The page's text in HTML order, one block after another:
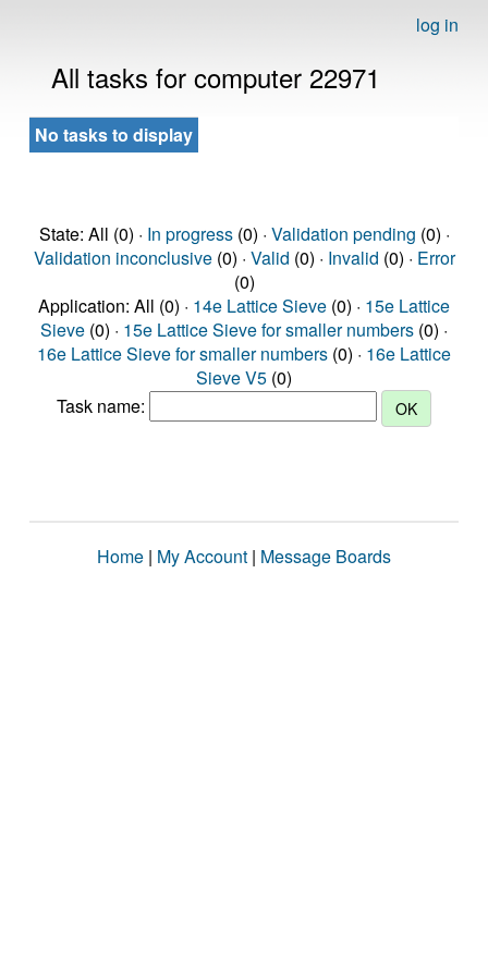
log in
All tasks for computer 22971
No tasks to display
State: All (0) · In progress(0) · Validation pending (0) ·
Validation inconclusive(0) · Valid (0) · Invalid (0) · Error
(0)
Application: All (0) · 14e Lattice Sieve (0) · 15e Lattice
Sieve (0) · 15e Lattice Sieve for smaller numbers (0) ·
16e Lattice Sieve for smaller numbers (0) · 16e Lattice
Sieve V5 (0)
Task name:
Home | My Account | Message Boards